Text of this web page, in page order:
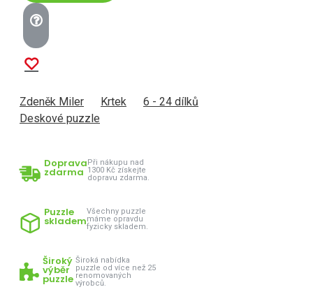
Zdeněk Miler Krtek
6 - 24 dílků
Deskové puzzle
Doprava
zdarma
Při nákupu nad
1300 Kč získejte
dopravu zdarma.
Puzzle
skladem
Všechny puzzle
máme opravdu
fyzicky skladem.
Široký
výběr
puzzle
Široká nabídka
puzzle od více než 25
renomovaných
výrobců.